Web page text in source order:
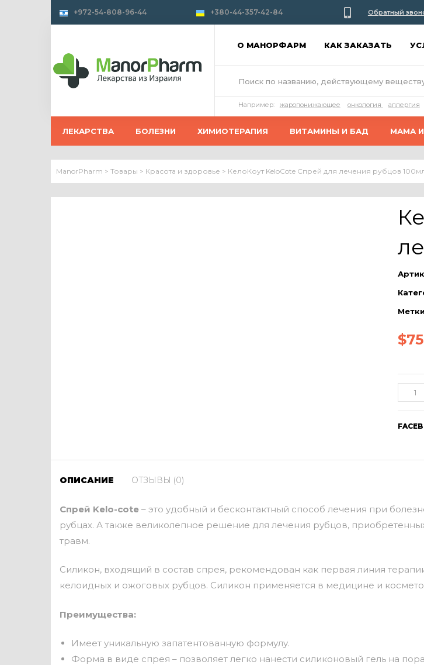
+972-54-808-96-44 +380-44-357-42-84 Обратный
О МАНОРФАРМ КАК ЗАКАЗАТЬ
Например: жаропонижающее онкология аллергия
ЛЕКАРСТВА БОЛЕЗНИ ХИМИОТЕРАПИЯ ВИТАМИНЫ И БАД МАМА
ManorPharm > Товары > Красота и здоровье > КелоКоут KeloCote Спрей для лечения рубцов
$75
ОПИСАНИЕ ОТЗЫВЫ (0)
Спрей Kelo-cote – это удобный и бесконтактный способ лечения при
рубцах. А также великолепное решение для лечения рубцов,
травм.
Силикон, входящий в состав спрея, рекомендован как первая линия
келоидных и ожоговых рубцов. Силикон применяется в медицине и
Преимущества:
Имеет уникальную запатентованную формулу.
Форма в виде спрея – позволяет легко нанести силиконовый гель на